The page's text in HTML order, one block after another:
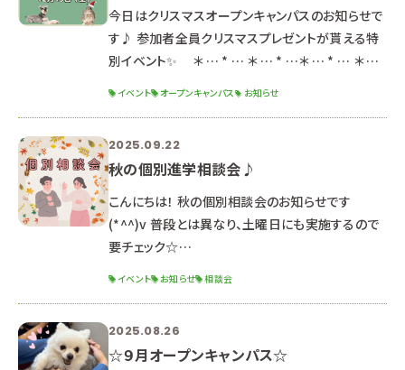
‐‐‐‐‐‐‐‐‐‐‐‐‐‐‐‐‐‐‐‐‐
‐‐‐‐‐‐‐‐ ★次回のオープンキャ
今日はクリスマスオープンキャンパスのお知らせで
す♪ 参加者全員クリスマスプレゼントが貰える特
別イベント✨ ＊ … * … ＊ … * …＊ … * … ＊ …
生向けのオープンキャンパス！ クリスマス特別イベ
ント開催予定🎀 毎年大人気のクリスマスイベント
です🎄 予約は絶賛受付中です
イベント オープンキャンパス お知らせ
2025.09.22
秋の個別進学相談会♪
こんにちは！ 秋の個別相談会のお知らせです
(*^^)v 普段とは異なり、土曜日にも実施するので
要チェック☆
する方はご相談ください。 （平日に実施いたします）
〇時間〇 ９：００～１８：００ →希望の開始時間を
イベント お知らせ 相談会
2025.08.26
☆９月オープンキャンパス☆